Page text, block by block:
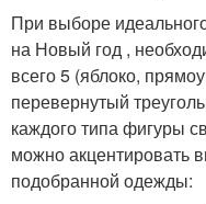
При выборе
на Новый год ,
всего 5 (яблоко,
перевернутый
каждого типа фигуры
можно акцентировать
подобранной одежды: